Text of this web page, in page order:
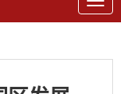
导
航